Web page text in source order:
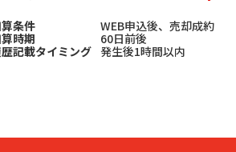
条件
WEB申込後、売却成約
時期
60日前後
記載タイミング 発生後1時間以内